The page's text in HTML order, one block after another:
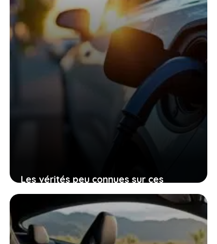
27 janvier 2026
Les vérités peu connues sur ces
voitures électriques françaises
presque invendables sur le marché de
l’occasion
26 janvier 2026